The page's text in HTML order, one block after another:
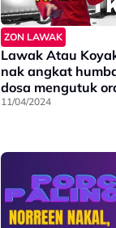
ZON LAWAK
Lawak Atau
nak angkat
dosa mengutuk
11/04/2024